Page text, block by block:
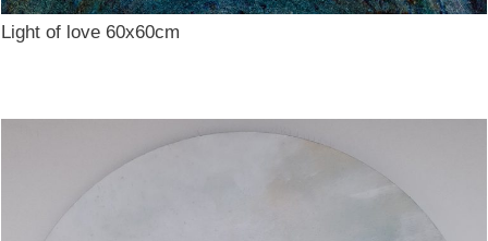
Light of love 60x60cm